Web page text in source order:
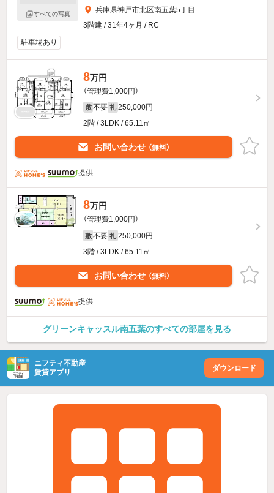
すべての写真
兵庫県神戸市北区南五葉5丁目
3階建 / 31年4ヶ月 / RC
駐車場あり
8万円
（管理費1,000円）
敷 不要 礼 250,000円
2階 / 3LDK / 65.11㎡
お問い合わせ （無料）
提供
8万円
（管理費1,000円）
敷 不要 礼 250,000円
3階 / 3LDK / 65.11㎡
お問い合わせ （無料）
提供
グリーンキャッスル南五葉のすべての部屋を見る
ニフティ不動産
賃貸アプリ
ダウンロード